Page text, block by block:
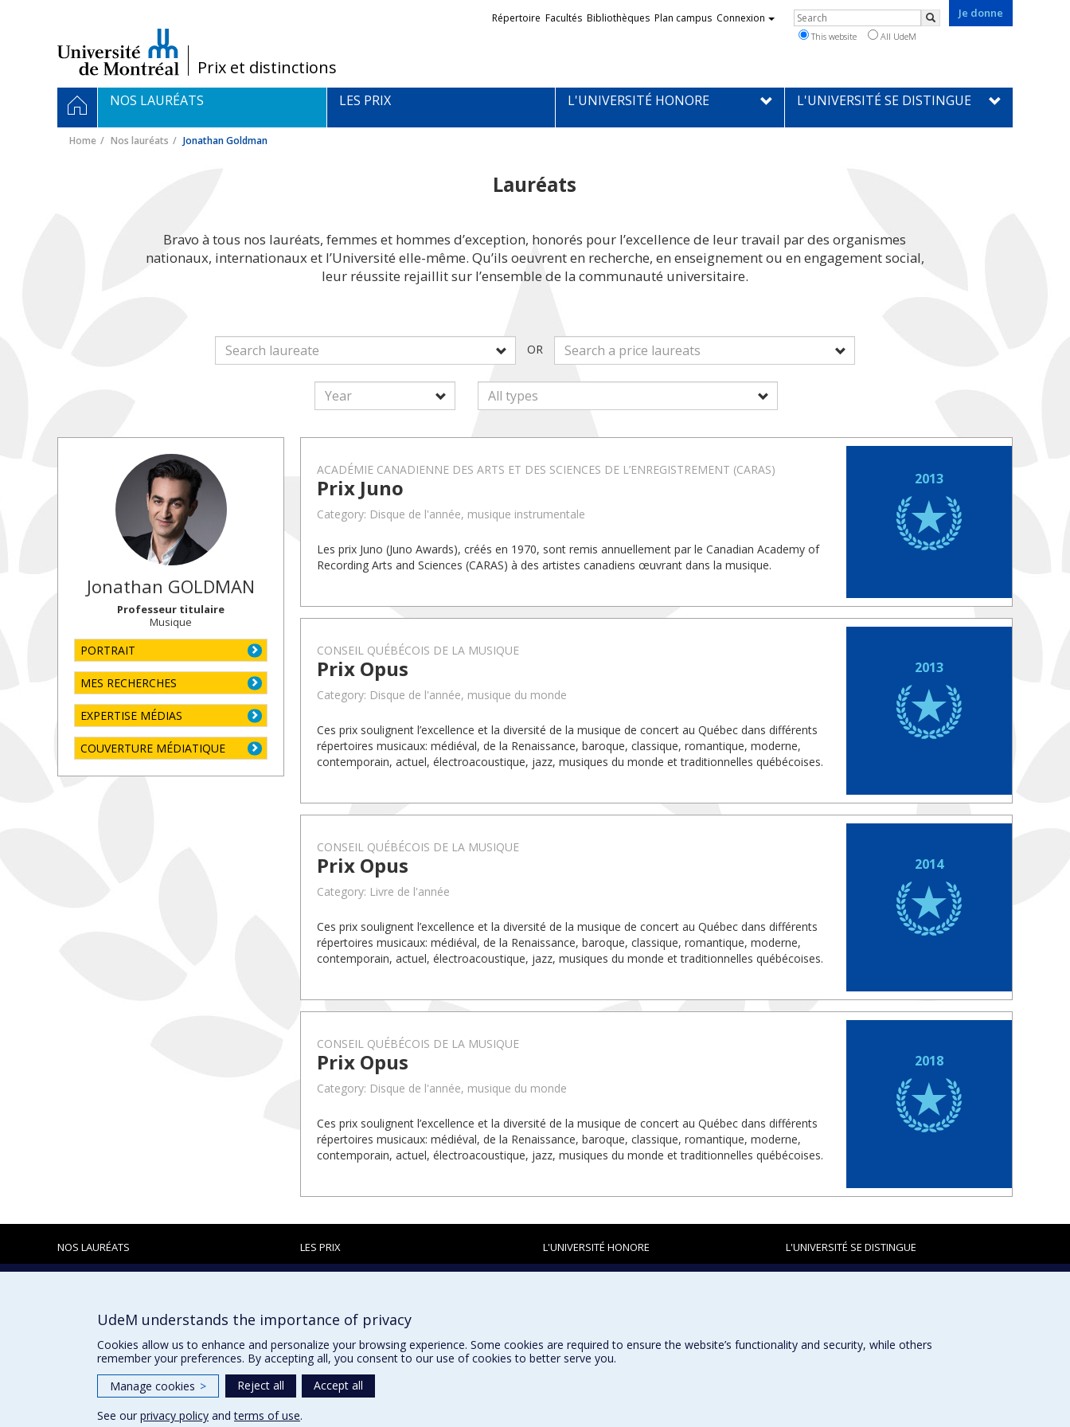
/Prix et distinctions
Je donne
Liens
externes
Répertoire Facultés Bibliothèques Plan campus Connexion Rechercher
Search
This website All UdeM
Navigation
principale
HOMENOS LAURÉATS LES PRIX L'UNIVERSITÉ HONORE L'UNIVERSITÉ SE DISTINGUE
Home Nos lauréats Jonathan Goldman
Lauréats
Bravo à tous nos lauréats, femmes et hommes d’exception, honorés pour l’excellence de leur travail par des organismes
nationaux, internationaux et l’Université elle-même. Qu’ils oeuvrent en recherche, en enseignement ou en engagement social,
leur réussite rejaillit sur l’ensemble de la communauté universitaire.
OR
Jonathan GOLDMAN
Professeur titulaire
Musique
PORTRAIT
MES RECHERCHES
EXPERTISE MÉDIAS
COUVERTURE MÉDIATIQUE
ACADÉMIE CANADIENNE DES ARTS ET DES SCIENCES DE L’ENREGISTREMENT (CARAS)
Prix Juno
Category: Disque de l'année, musique instrumentale
Les prix Juno (Juno Awards), créés en 1970, sont remis annuellement par le Canadian Academy of
Recording Arts and Sciences (CARAS) à des artistes canadiens œuvrant dans la musique.
2013
CONSEIL QUÉBÉCOIS DE LA MUSIQUE
Prix Opus
Category: Disque de l'année, musique du monde
Ces prix soulignent l’excellence et la diversité de la musique de concert au Québec dans différents
répertoires musicaux: médiéval, de la Renaissance, baroque, classique, romantique, moderne,
contemporain, actuel, électroacoustique, jazz, musiques du monde et traditionnelles québécoises.
2013
CONSEIL QUÉBÉCOIS DE LA MUSIQUE
Prix Opus
Category: Livre de l'année
Ces prix soulignent l’excellence et la diversité de la musique de concert au Québec dans différents
répertoires musicaux: médiéval, de la Renaissance, baroque, classique, romantique, moderne,
contemporain, actuel, électroacoustique, jazz, musiques du monde et traditionnelles québécoises.
2014
CONSEIL QUÉBÉCOIS DE LA MUSIQUE
Prix Opus
Category: Disque de l'année, musique du monde
Ces prix soulignent l’excellence et la diversité de la musique de concert au Québec dans différents
répertoires musicaux: médiéval, de la Renaissance, baroque, classique, romantique, moderne,
contemporain, actuel, électroacoustique, jazz, musiques du monde et traditionnelles québécoises.
2018
NOS LAURÉATS LES PRIX L'UNIVERSITÉ HONORE L'UNIVERSITÉ SE DISTINGUE
Terms of use Cookie Settings
UdeM understands the importance of privacy
Cookies allow us to enhance and personalize your browsing experience. Some cookies are required to ensure the website’s functionality and security, while others
remember your preferences. By accepting all, you consent to our use of cookies to better serve you.
Manage cookies > Reject all
Accept all
See our privacy policy andterms of use.